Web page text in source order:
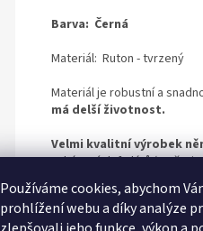
Používáme cookies, abychom
prohlížení webu a díky analýze
Barva: Černá
Materiál: Ruton - tvrzený
Materiál je robustní a
má delší životnost.
Velmi kvalitní výrobek
zakázaných ftalátů